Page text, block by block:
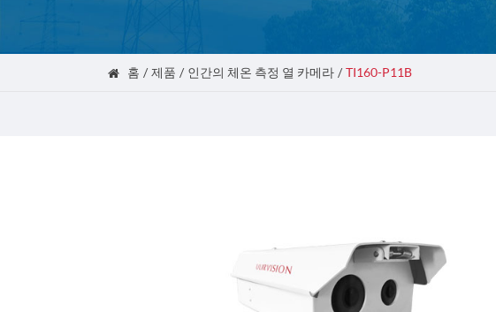
홈 제품 인간의 체온 측정 열 카메라 TI160-P11B